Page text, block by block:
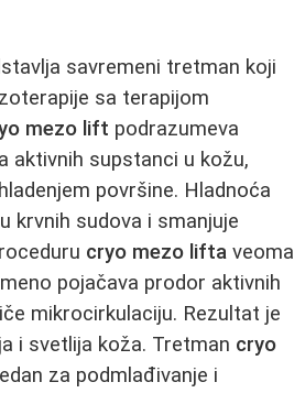
savremeni tretman koji
sa terapijom
mezo lift podrazumeva
aktivnih supstanci u kožu,
površine. Hladnoća
krvnih sudova i smanjuje
cryo mezo lifta veoma
pojačava prodor aktivnih
mikrocirkulaciju. Rezultat je
i svetlija koža. Tretman cryo
za podmlađivanje i